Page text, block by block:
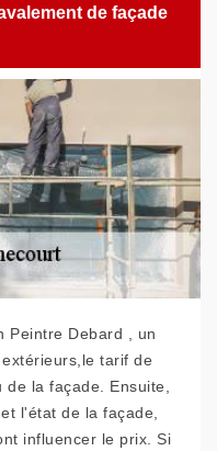
de façade
Peintre Debard , un
tarif de
la façade. Ensuite,
l'état de la façade,
influencer le prix. Si